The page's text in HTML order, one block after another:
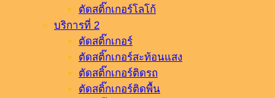
ตัดสติ๊กเกอร์โลโก้
บริการที่ 2
ตัดสติ๊กเกอร์
ตัดสติ๊กเกอร์สะท้อนแสง
ตัดสติ๊กเกอร์ติดรถ
ตัดสติ๊กเกอร์ติดพื้น